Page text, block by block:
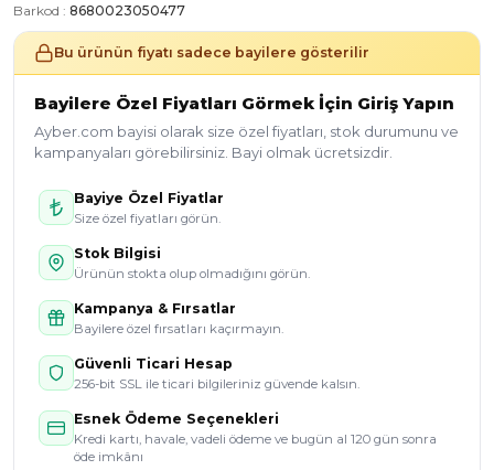
Barkod : 8680023050477
Bu ürünün fiyatı sadece bayilere gösterilir
Bayilere Özel Fiyatları Görmek İçin Giriş Yapın
Ayber.com bayisi olarak size özel fiyatları, stok durumunu ve
kampanyaları görebilirsiniz. Bayi olmak ücretsizdir.
Bayiye Özel Fiyatlar
Size özel fiyatları görün.
Stok Bilgisi
Ürünün stokta olup olmadığını görün.
Kampanya & Fırsatlar
Bayilere özel fırsatları kaçırmayın.
Güvenli Ticari Hesap
256-bit SSL ile ticari bilgileriniz güvende kalsın.
Esnek Ödeme Seçenekleri
Kredi kartı, havale, vadeli ödeme ve bugün al 120 gün sonra
öde imkânı